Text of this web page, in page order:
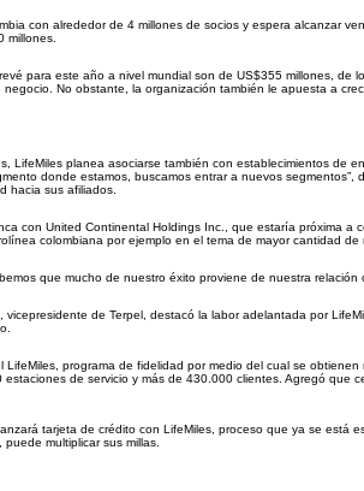
con alrededor de 4 millones de socios y espera alcanzar
millones.
para este año a nivel mundial son de US$355 millones,
No obstante, la organización también le apuesta a
LifeMiles planea asociarse también con establecimientos de
donde estamos, buscamos entrar a nuevos
hacia sus afiliados.
con United Continental Holdings Inc., que estaría próxima
colombiana por ejemplo en el tema de mayor cantidad de
que mucho de nuestro éxito proviene de nuestra relación
de Terpel, destacó la labor adelantada por
programa de fidelidad por medio del cual se
de servicio y más de 430.000 clientes. Agregó que
tarjeta de crédito con LifeMiles, proceso que ya se está
multiplicar sus millas.